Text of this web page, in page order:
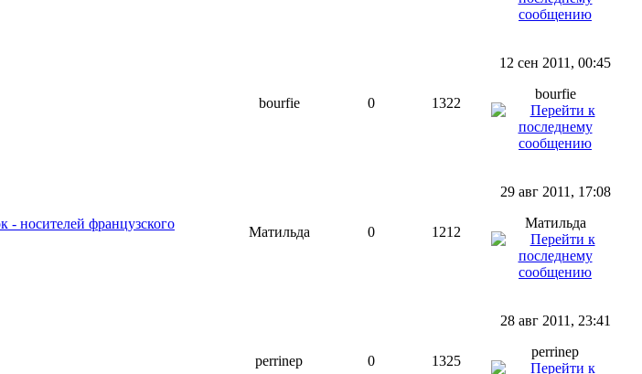
bourfie 0 1322
12 сен 2011, 00:45
bourfie
- носителей французского
Матильда 0 1212
29 авг 2011, 17:08
Матильда
perrinep 0 1325
28 авг 2011, 23:41
perrinep